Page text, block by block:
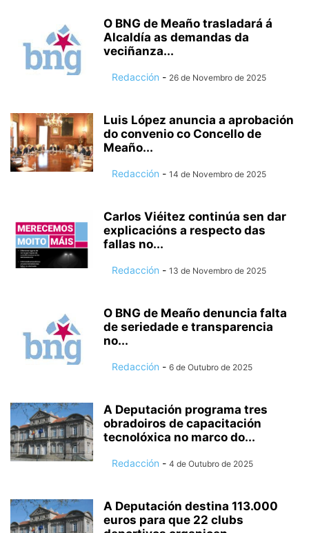
O BNG de Meaño trasladará á
Alcaldía as demandas da
veciñanza...
Redacción - 26 de Novembro de 2025
Luis López anuncia a aprobación
do convenio co Concello de
Meaño...
Redacción - 14 de Novembro de 2025
Carlos Viéitez continúa sen dar
explicacións a respecto das
fallas no...
Redacción - 13 de Novembro de 2025
O BNG de Meaño denuncia falta
de seriedade e transparencia
no...
Redacción - 6 de Outubro de 2025
A Deputación programa tres
obradoiros de capacitación
tecnolóxica no marco do...
Redacción - 4 de Outubro de 2025
A Deputación destina 113.000
euros para que 22 clubs